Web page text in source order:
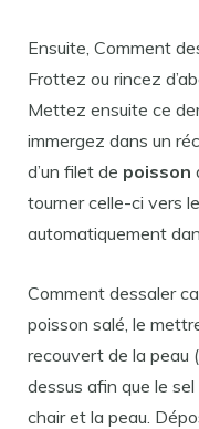
Ensuite, Comment
Frottez ou rincez
Mettez ensuite ce
immergez dans un
d’un filet de poisson
tourner celle-ci vers
automatiquement
Comment dessaler
poisson salé, le
recouvert de la peau
dessus afin que le sel
chair et la peau.